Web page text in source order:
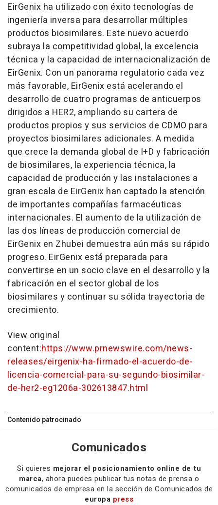
EirGenix ha utilizado con éxito tecnologías de
ingeniería inversa para desarrollar múltiples
productos biosimilares. Este nuevo acuerdo
subraya la competitividad global, la excelencia
técnica y la capacidad de internacionalización de
EirGenix. Con un panorama regulatorio cada vez
más favorable, EirGenix está acelerando el
desarrollo de cuatro programas de anticuerpos
dirigidos a HER2, ampliando su cartera de
productos propios y sus servicios de CDMO para
proyectos biosimilares adicionales. A medida
que crece la demanda global de I+D y fabricación
de biosimilares, la experiencia técnica, la
capacidad de producción y las instalaciones a
gran escala de EirGenix han captado la atención
de importantes compañías farmacéuticas
internacionales. El aumento de la utilización de
las dos líneas de producción comercial de
EirGenix en Zhubei demuestra aún más su rápido
progreso. EirGenix está preparada para
convertirse en un socio clave en el desarrollo y la
fabricación en el sector global de los
biosimilares y continuar su sólida trayectoria de
crecimiento.
View original
content:https://www.prnewswire.com/news-
releases/eirgenix-ha-firmado-el-acuerdo-de-
licencia-comercial-para-su-segundo-biosimilar-
de-her2-eg1206a-302613847.html
Contenido patrocinado
Comunicados
Si quieres mejorar el posicionamiento online de tu
marca, ahora puedes publicar tus notas de prensa o
comunicados de empresa en la sección de Comunicados de
europa press